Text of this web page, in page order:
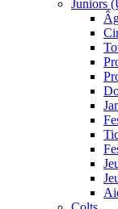
Juniors